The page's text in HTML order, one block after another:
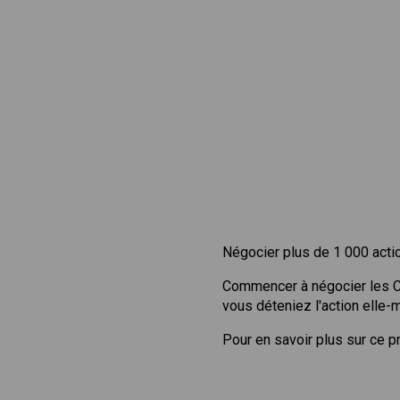
Négocier plus de 1 000
Commencer à négocier les
vous déteniez l'action elle-
Pour en savoir plus sur ce